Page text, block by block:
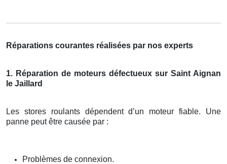
Réparations courantes réalisées par nos experts
1. Réparation de moteurs défectueux sur Saint Aignan
le Jaillard
Les stores roulants dépendent d’un moteur fiable. Une
panne peut être causée par :
Problèmes de connexion.